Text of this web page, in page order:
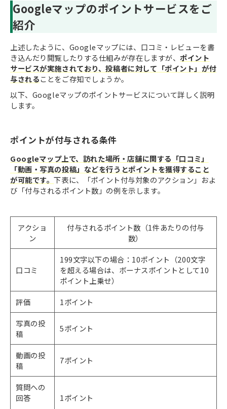
Googleマップのポイントサービスをご
紹介
上述したように、Googleマップには、口コミ・レビューを書
き込んだり閲覧したりする仕組みが存在しますが、ポイント
サービスが実施されており、投稿者に対して「ポイント」が付
与されることをご存知でしょうか。
以下、Googleマップのポイントサービスについて詳しく説明
します。
ポイントが付与される条件
Googleマップ上で、訪れた場所・店舗に関する「口コミ」
「動画・写真の投稿」などを行うとポイントを獲得すること
が可能です。下表に、「ポイント付与対象のアクション」およ
び「付与されるポイント数」の例を示します。
アクショ
ン
付与されるポイント数（1件あたりの付与
数）
口コミ
199文字以下の場合：10ポイント（200文字
を超える場合は、ボーナスポイントとして10
ポイント上乗せ）
評価
1ポイント
写真の投
稿
5ポイント
動画の投
稿
7ポイント
質問への
回答
1ポイント